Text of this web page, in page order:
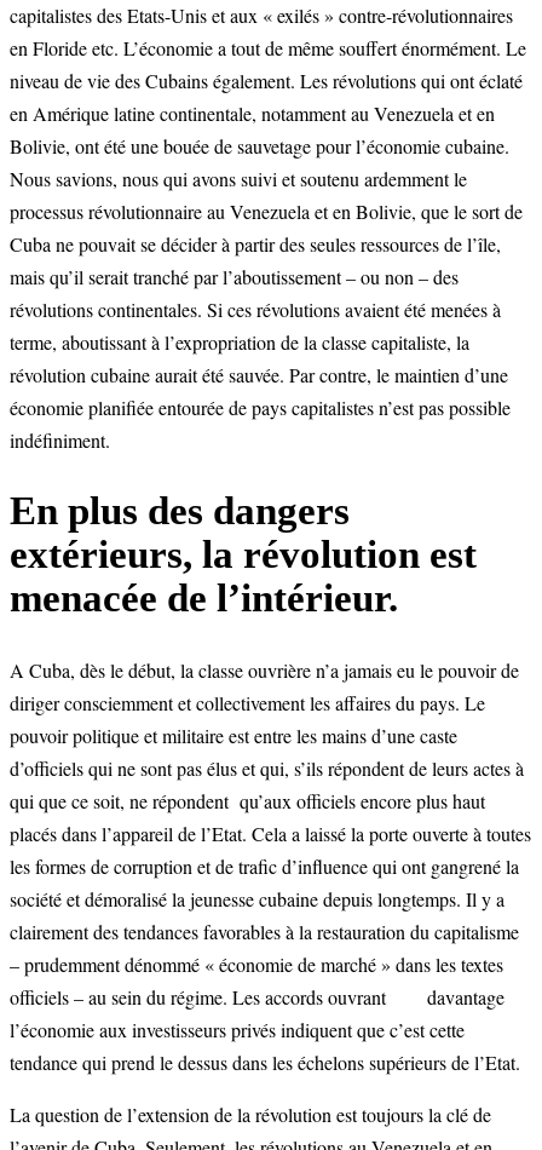
capitalistes des Etats-Unis et aux « exilés » contre-révolutionnaires
en Floride etc. L’économie a tout de même souffert énormément. Le
niveau de vie des Cubains également. Les révolutions qui ont éclaté
en Amérique latine continentale, notamment au Venezuela et en
Bolivie, ont été une bouée de sauvetage pour l’économie cubaine.
Nous savions, nous qui avons suivi et soutenu ardemment le
processus révolutionnaire au Venezuela et en Bolivie, que le sort de
Cuba ne pouvait se décider à partir des seules ressources de l’île,
mais qu’il serait tranché par l’aboutissement – ou non – des
révolutions continentales. Si ces révolutions avaient été menées à
terme, aboutissant à l’expropriation de la classe capitaliste, la
révolution cubaine aurait été sauvée. Par contre, le maintien d’une
économie planifiée entourée de pays capitalistes n’est pas possible
indéfiniment.
En plus des dangers
extérieurs, la révolution est
menacée de l’intérieur.
A Cuba, dès le début, la classe ouvrière n’a jamais eu le pouvoir de
diriger consciemment et collectivement les affaires du pays. Le
pouvoir politique et militaire est entre les mains d’une caste
d’officiels qui ne sont pas élus et qui, s’ils répondent de leurs actes à
qui que ce soit, ne répondent qu’aux officiels encore plus haut
placés dans l’appareil de l’Etat. Cela a laissé la porte ouverte à toutes
les formes de corruption et de trafic d’influence qui ont gangrené la
société et démoralisé la jeunesse cubaine depuis longtemps. Il y a
clairement des tendances favorables à la restauration du capitalisme
– prudemment dénommé « économie de marché » dans les textes
officiels – au sein du régime. Les accords ouvrant davantage
l’économie aux investisseurs privés indiquent que c’est cette
tendance qui prend le dessus dans les échelons supérieurs de l’Etat.
La question de l’extension de la révolution est toujours la clé de